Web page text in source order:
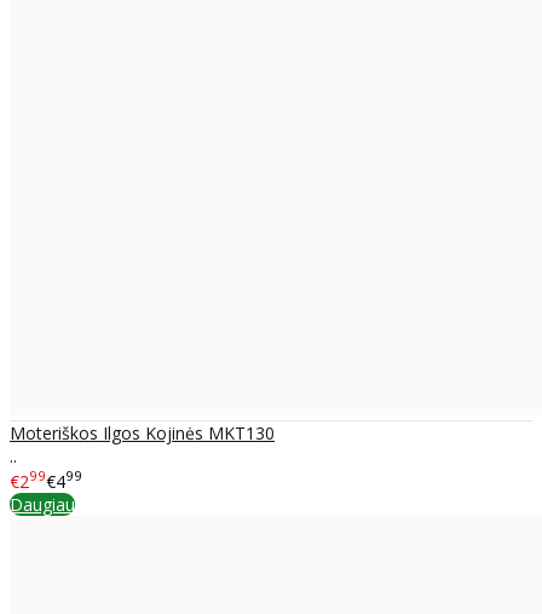
Moteriškos Ilgos Kojinės MKT130
..
€299€499
Daugiau